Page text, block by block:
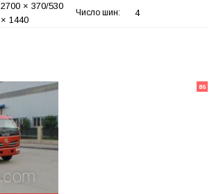
2700 × 370/530
× 1440
Число шин: 4
86